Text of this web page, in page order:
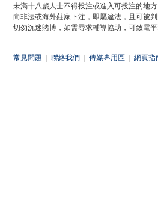
未滿十八歲人士不得投注或進入可投注的地方
向非法或海外莊家下注，即屬違法，且可被判
切勿沉迷賭博，如需尋求輔導協助，可致電
常見問題 聯絡我們 傳媒專用區 網頁指